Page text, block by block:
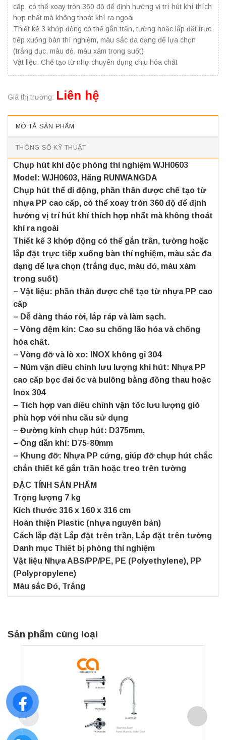
cấp, có thể xoay tròn 360 độ để định hướng vị trí hút khí thích
hợp nhất mà không thoát khí ra ngoài
Thiết kế 3 khớp động có thể gắn trần, tường hoặc lắp đặt trực
tiếp xuống bàn thí nghiệm, màu sắc đa dạng để lựa chọn
(trắng đục, màu đỏ, màu xám trong suốt)
Vật liệu: Chế tạo từ nhự chuyên dụng chịu hóa chất
Giá thị trường: Liên hệ
MÔ TẢ SẢN PHẨM
THÔNG SỐ KỸ THUẬT
Chụp hút khí độc phòng thí nghiệm WJH0603
Model: WJH0603, Hãng RUNWANGDA
Chụp hút thể di động, phần thân được chế tạo từ
nhựa PP cao cấp, có thể xoay tròn 360 độ để định
hướng vị trí hút khí thích hợp nhất mà không thoát
khí ra ngoài
Thiết kế 3 khớp động có thể gắn trần, tường hoặc
lắp đặt trực tiếp xuống bàn thí nghiệm, màu sắc đa
dạng để lựa chọn (trắng đục, màu đỏ, màu xám
trong suốt)
– Vật liệu: phần thân được chế tạo từ nhựa PP cao
cấp
– Dễ dàng tháo rời, lắp ráp và làm sạch.
– Vòng đệm kín: Cao su chống lão hóa và chống
hóa chất.
– Vòng đỡ và lò xo: INOX không gỉ 304
– Núm vặn điều chỉnh lưu lượng khi hút: Nhựa PP
cao cấp bọc đai ốc và bulông bằng đồng thau hoặc
Inox 304
– Tích hợp van điều chỉnh vận tốc lưu lượng gió
phù hợp với nhu cầu sử dụng
– Đường kính chụp hút: D375mm,
– Ống dẫn khí: D75-80mm
– Khung đỡ: Nhựa PP cứng, giúp đỡ chụp hút chắc
chắn thiết kế gắn trần hoặc treo trên tường
ĐẶC TÍNH SẢN PHẨM
Trọng lượng 7 kg
Kích thước 316 x 160 x 316 cm
Hoàn thiện Plastic (nhựa nguyên bản)
Cách lắp đặt Lắp đặt trên trần, Lắp đặt trên tường
Danh mục Thiết bị phòng thí nghiệm
Vật liệu Nhựa ABS/PP/PE, PE (Polyethylene), PP
(Polypropylene)
Màu sắc Đỏ, Trắng
Sản phẩm cùng loại